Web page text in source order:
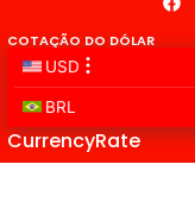
COTAÇÃO DO DÓLAR
CurrencyRate